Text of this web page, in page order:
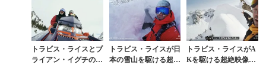
トラビス・ライスとブ
ライアン・イグチの新
トラビス・ライスが日
本の雪山を駆ける超過
トラビス・ライスがA
Kを駆ける超絶映像の